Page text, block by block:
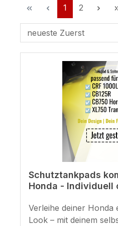
Seite
1 Seite
2
Schutztankpads
Honda - Individuell
Verleihe deiner Honda
Look – mit deinem